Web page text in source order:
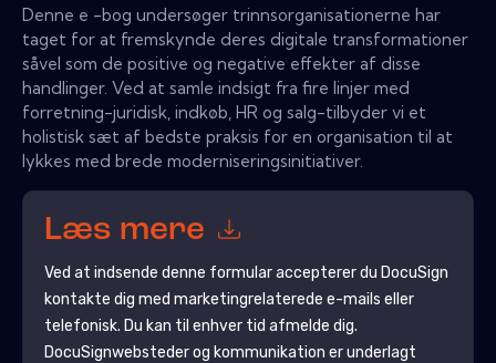
Denne e -bog undersøger trinnsorganisationerne har
taget for at fremskynde deres digitale transformationer
såvel som de positive og negative effekter af disse
handlinger. Ved at samle indsigt fra fire linjer med
forretning-juridisk, indkøb, HR og salg-tilbyder vi et
holistisk sæt af bedste praksis for en organisation til at
lykkes med brede moderniseringsinitiativer.
Læs mere
Ved at indsende denne formular accepterer du DocuSign
kontakte dig med marketingrelaterede e-mails eller
telefonisk. Du kan til enhver tid afmelde dig.
DocuSignwebsteder og kommunikation er underlagt